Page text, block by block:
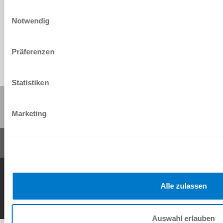
Notwendig
Präferenzen
Statistiken
Marketing
Alle zulassen
Auswahl erlauben